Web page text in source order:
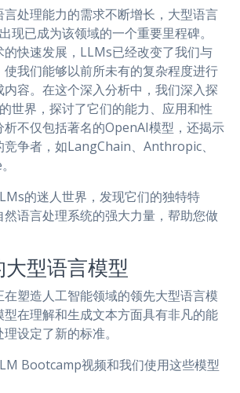
m p e
r
处理能力的需求不断增长，大型语言
现已成为该领域的一个重要里程碑。
快速发展，LLMs已经改变了我们与
我们能够以前所未有的复杂程度进行
容。在这个深入分析中，我们深入探
世界，探讨了它们的能力、应用和性
不仅包括著名的OpenAI模型，还揭示
争者，如LangChain、Anthropic、
的迷人世界，发现它们的独特特
然语言处理系统的强大力量，帮助您做
型语言模型
塑造人工智能领域的领先大型语言模
在理解和生成文本方面具有非凡的能
设定了新的标准。
Bootcamp视频和我们使用这些模型